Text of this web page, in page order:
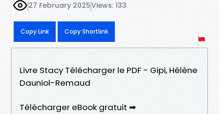
27 February 2025Views: 133
Copy Link Copy Shortlink
Livre Stacy Télécharger le PDF - Gipi, Hélène
Dauniol-Remaud
Télécharger eBook gratuit ➡